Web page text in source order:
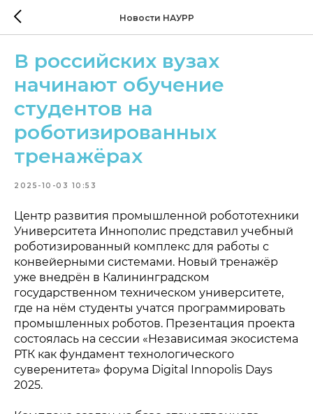
Новости НАУРР
В российских вузах
начинают обучение
студентов на
роботизированных
тренажёрах
2025-10-03 10:53
Центр развития промышленной робототехники
Университета Иннополис представил учебный
роботизированный комплекс для работы с
конвейерными системами. Новый тренажёр
уже внедрён в Калининградском
государственном техническом университете,
где на нём студенты учатся программировать
промышленных роботов. Презентация проекта
состоялась на сессии «Независимая экосистема
РТК как фундамент технологического
суверенитета» форума Digital Innopolis Days
2025.